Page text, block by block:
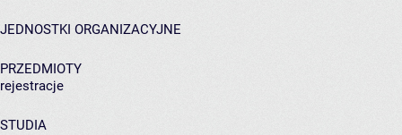
JEDNOSTKI ORGANIZACYJNE
PRZEDMIOTY
rejestracje
STUDIA